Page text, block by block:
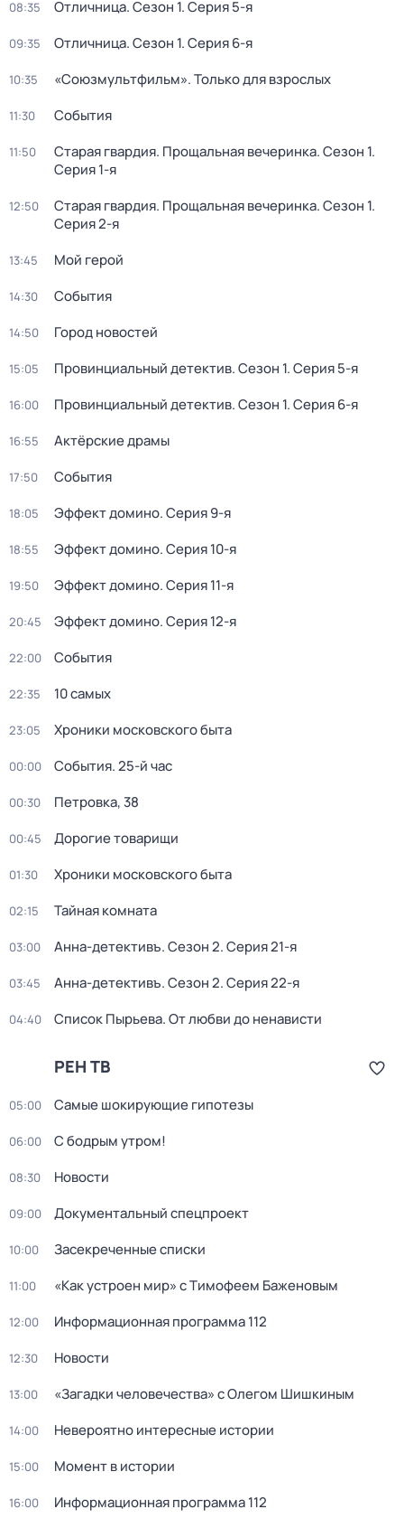
08:35 Отличница. Сезон 1. Серия 5-я
09:35 Отличница. Сезон 1. Серия 6-я
10:35 «Союзмультфильм». Только для взрослых
11:30 События
11:50 Старая гвардия. Прощальная вечеринка. Сезон 1.
Серия 1-я
12:50 Старая гвардия. Прощальная вечеринка. Сезон 1.
Серия 2-я
13:45 Мой герой
14:30 События
14:50 Город новостей
15:05 Провинциальный детектив. Сезон 1. Серия 5-я
16:00 Провинциальный детектив. Сезон 1. Серия 6-я
16:55 Актёрские драмы
17:50 События
18:05 Эффект домино. Серия 9-я
18:55 Эффект домино. Серия 10-я
19:50 Эффект домино. Серия 11-я
20:45 Эффект домино. Серия 12-я
22:00 События
22:35 10 самых
23:05 Хроники московского быта
00:00 События. 25-й час
00:30 Петровка, 38
00:45 Дорогие товарищи
01:30 Хроники московского быта
02:15 Тайная комната
03:00 Анна-детективъ. Сезон 2. Серия 21-я
03:45 Анна-детективъ. Сезон 2. Серия 22-я
04:40 Список Пырьева. От любви до ненависти
РЕН ТВ
05:00 Самые шoкиpующие гипотезы
06:00 С бодрым утром!
08:30 Новости
09:00 Документальный спецпроект
10:00 Зacекрeченные cписки
11:00 «Как устроен мир» с Тимофеем Баженовым
12:00 Информационная программа 112
12:30 Новости
13:00 «Загадки человечества» с Олегом Шишкиным
14:00 Невероятно интересные истории
15:00 Момент в истории
16:00 Информационная программа 112